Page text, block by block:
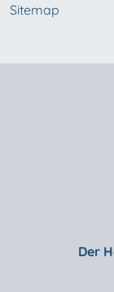
Sitemap
Der